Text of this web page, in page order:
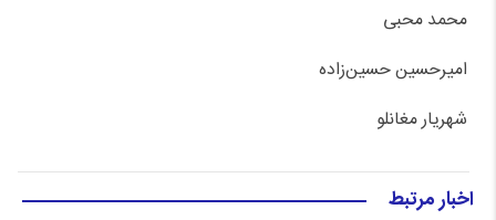
محمد محبی
امیرحسین حسین‌زاده
شهریار مغانلو
اخبار مرتبط